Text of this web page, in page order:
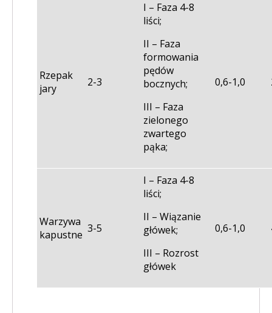
Rzepak
jary
2-3
I – Faza 4-8
liści;
II – Faza
formowania
pędów
bocznych;
III – Faza
zielonego
zwartego
pąka;
0,6-1,0
Warzywa
kapustne 3-5
I – Faza 4-8
liści;
II – Wiązanie
główek;
III – Rozrost
główek
0,6-1,0